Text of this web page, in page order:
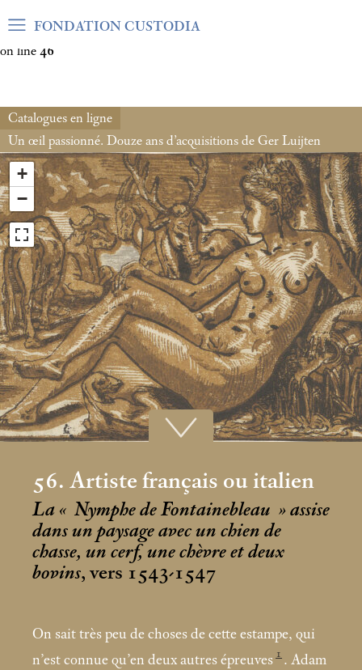
Warning: Undefined array key "var_mode" in
on line 46
FONDATION CUSTODIA
Catalogues en ligne
Un œil passionné. Douze ans d’acquisitions de Ger Luijten
+
−
56. Artiste français ou italien
La « Nymphe de Fontainebleau » assise
dans un paysage avec un chien de
chasse, un cerf, une chèvre et deux
bovins, vers 1543-1547
On sait très peu de choses de cette estampe, qui
n’est connue qu’en deux autres épreuves 1 . Adam